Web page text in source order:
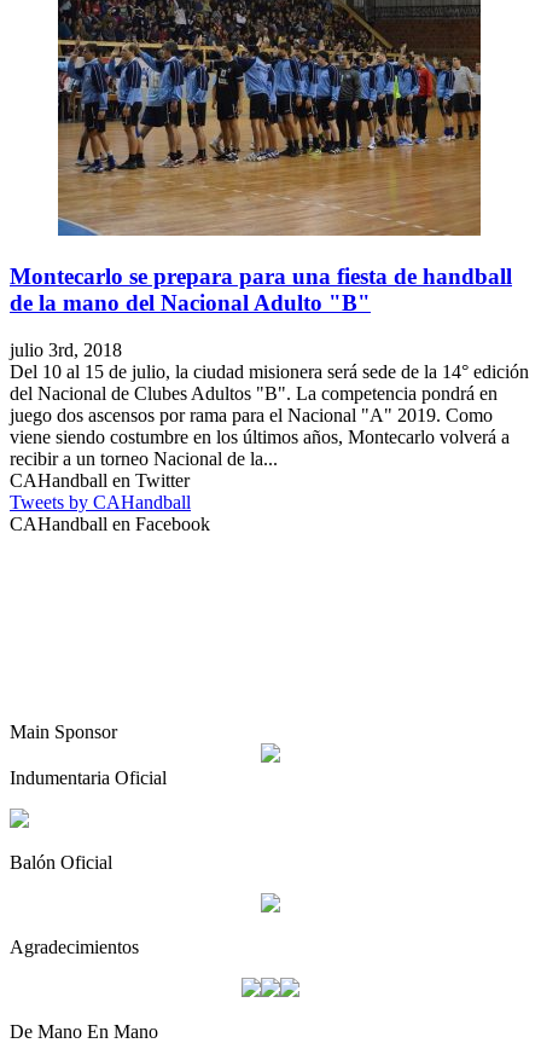
Montecarlo se prepara para una fiesta de handball
de la mano del Nacional Adulto "B"
julio 3rd, 2018
Del 10 al 15 de julio, la ciudad misionera será sede de la 14° edición
del Nacional de Clubes Adultos "B". La competencia pondrá en
juego dos ascensos por rama para el Nacional "A" 2019. Como
viene siendo costumbre en los últimos años, Montecarlo volverá a
recibir a un torneo Nacional de la...
CAHandball en Twitter
Tweets by CAHandball
CAHandball en Facebook
Main Sponsor
Indumentaria Oficial
Balón Oficial
Agradecimientos
De Mano En Mano